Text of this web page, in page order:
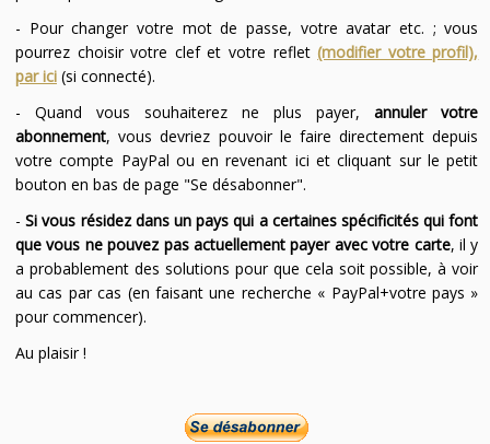
- Pour changer votre mot de passe, votre avatar etc. ; vous
pourrez choisir votre clef et votre reflet(modifier votre profil),
par ici(si connecté).
- Quand vous souhaiterez ne plus payer,annuler votre
abonnement, vous devriez pouvoir le faire directement depuis
votre compte PayPal ou en revenant ici et cliquant sur le petit
bouton en bas de page "Se désabonner".
-Si vous résidez dans un pays qui a certaines spécificités qui font
que vous ne pouvez pas actuellement payer avec votre carte, il y
a probablement des solutions pour que cela soit possible, à voir
au cas par cas (en faisant une recherche « PayPal+votre pays »
pour commencer).
Au plaisir !